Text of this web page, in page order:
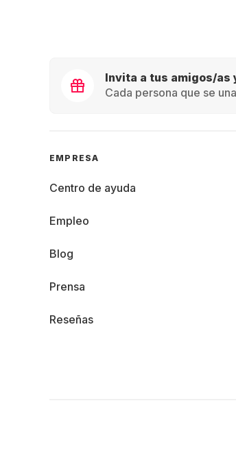
Invita a tus amigos/as
Cada persona que se
EMPRESA
Centro de ayuda
Empleo
Blog
Prensa
Reseñas